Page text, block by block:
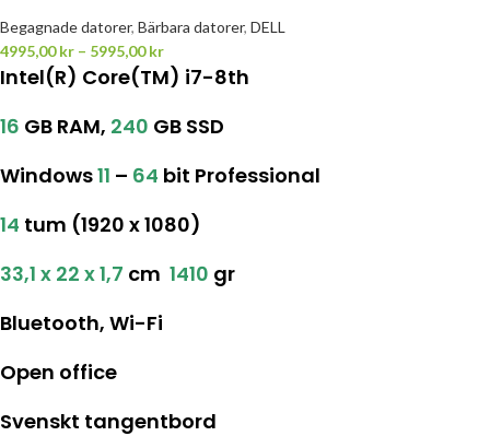
Begagnade datorer, Bärbara datorer, DELL
4995,00kr – 5995,00kr
Intel(R) Core(TM) i7-8th
16 GB RAM, 240 GB SSD
Windows11 – 64 bit Professional
14 tum (1920 x 1080)
33,1 x 22 x 1,7 cm 1410 gr
Bluetooth, Wi-Fi
Open office
Svenskt tangentbord